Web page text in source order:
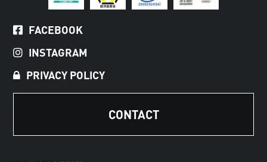
FACEBOOK
INSTAGRAM
PRIVACY POLICY
CONTACT